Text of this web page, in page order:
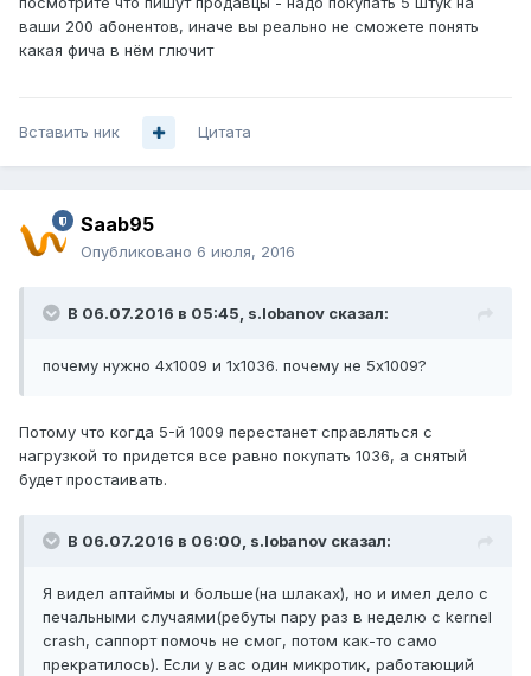
ваши 200 абонентов, иначе вы реально не сможете понять
какая фича в нём глючит
Вставить ник Цитата
Saab95
Опубликовано 6 июля, 2016
В 06.07.2016 в 05:45, s.lobanov сказал:
почему нужно 4x1009 и 1x1036. почему не 5x1009?
Потому что когда 5-й 1009 перестанет справляться с
нагрузкой то придется все равно покупать 1036, а снятый
будет простаивать.
В 06.07.2016 в 06:00, s.lobanov сказал:
Я видел аптаймы и больше(на шлаках), но и имел дело с
печальными случаями(ребуты пару раз в неделю с kernel
crash, саппорт помочь не смог, потом как-то само
прекратилось). Если у вас один микротик, работающий